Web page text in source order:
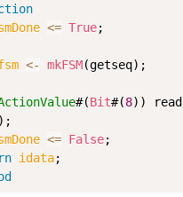
<= True;
<- mkFSM(getseq);
#(Bit#(8)) read
<= False;
idata;